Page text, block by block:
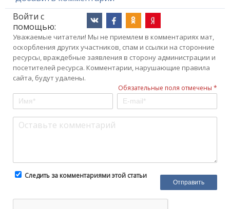
Войти с
помощью:
Уважаемые читатели! Мы не приемлем в комментариях мат,
оскорбления других участников, спам и ссылки на сторонние
ресурсы, враждебные заявления в сторону администрации и
посетителей ресурса. Комментарии, нарушающие правила
сайта, будут удалены.
Обязательные поля отмечены *
Следить за комментариями этой статьи